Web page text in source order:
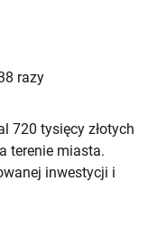
razy
720 tysięcy złotych
terenie miasta.
inwestycji i